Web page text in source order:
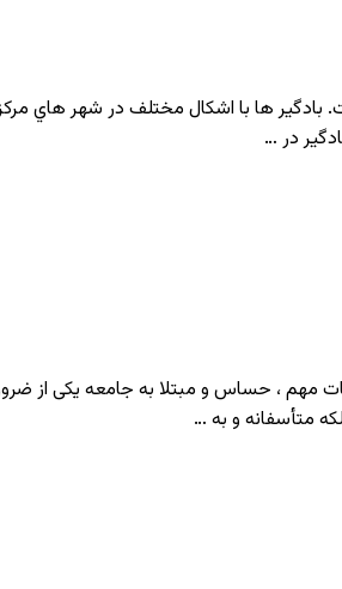
بادگير ها با اشكال مختلف در شهر
در …
مهم ، حساس و مبتلا به جامعه یکی از
متأسفانه و به …